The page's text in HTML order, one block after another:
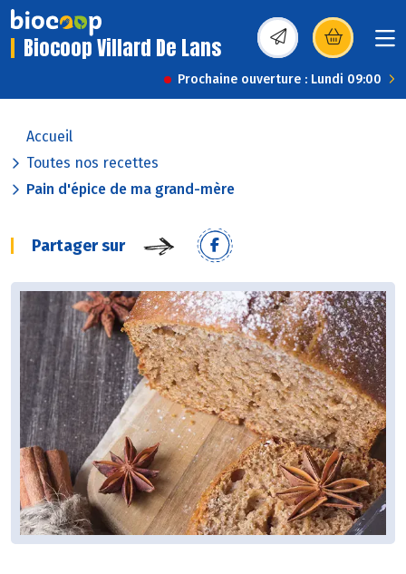
Biocoop Villard De Lans (s’ouvre dans une
Prochaine ouverture : Lundi 09:00
Accueil
Toutes nos recettes
Pain d'épice de ma grand-mère
Partager sur